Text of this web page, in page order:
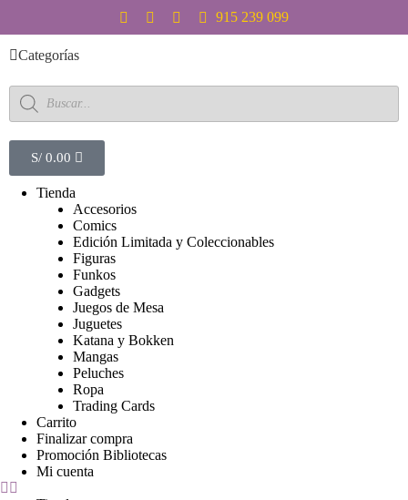
a
l
a
r
n
915 239 099
Categorías
S/ 0.00
Tienda
Accesorios
Comics
Edición Limitada y Coleccionables
Figuras
Funkos
Gadgets
Juegos de Mesa
Juguetes
Katana y Bokken
Mangas
Peluches
Ropa
Trading Cards
Carrito
Finalizar compra
Promoción Bibliotecas
Mi cuenta